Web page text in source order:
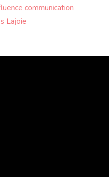
communication
Lajoie